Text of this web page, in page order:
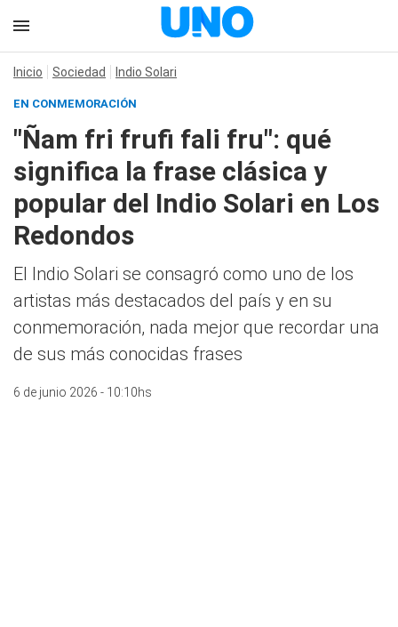
Inicio Sociedad Indio Solari
EN CONMEMORACIÓN
"Ñam fri frufi fali fru": qué
significa la frase clásica y
popular del Indio Solari en Los
Redondos
El Indio Solari se consagró como uno de los
artistas más destacados del país y en su
conmemoración, nada mejor que recordar una
de sus más conocidas frases
6 de junio 2026 - 10:10hs